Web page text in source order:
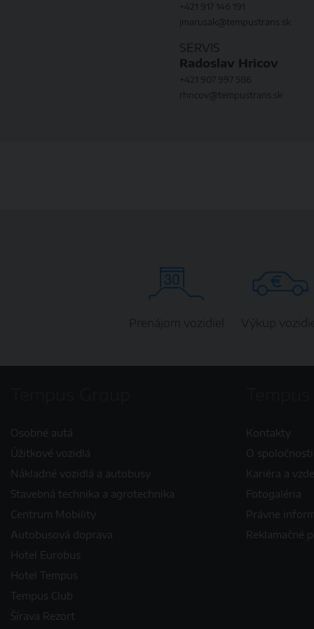
+421 917 146 191
jmarusak@tempustrans.sk
SERVIS
Radoslav Hricov
+421 907 997 586
rhricov@tempustrans.sk
Prenájom vozidiel Výkup
Osobné autá
Úžitkové vozidlá
Nákladné vozidlá a autobusy
Stavebná technika a agrotechnika
Centrum Mobility
Autobusová doprava
Hotel Eurobus
Hotel Tempus
Tempus Club
Šírava Rezort
Kontakty
O spoločnosti
Kariéra a
Fotogaléria
Právne
Reklamačné